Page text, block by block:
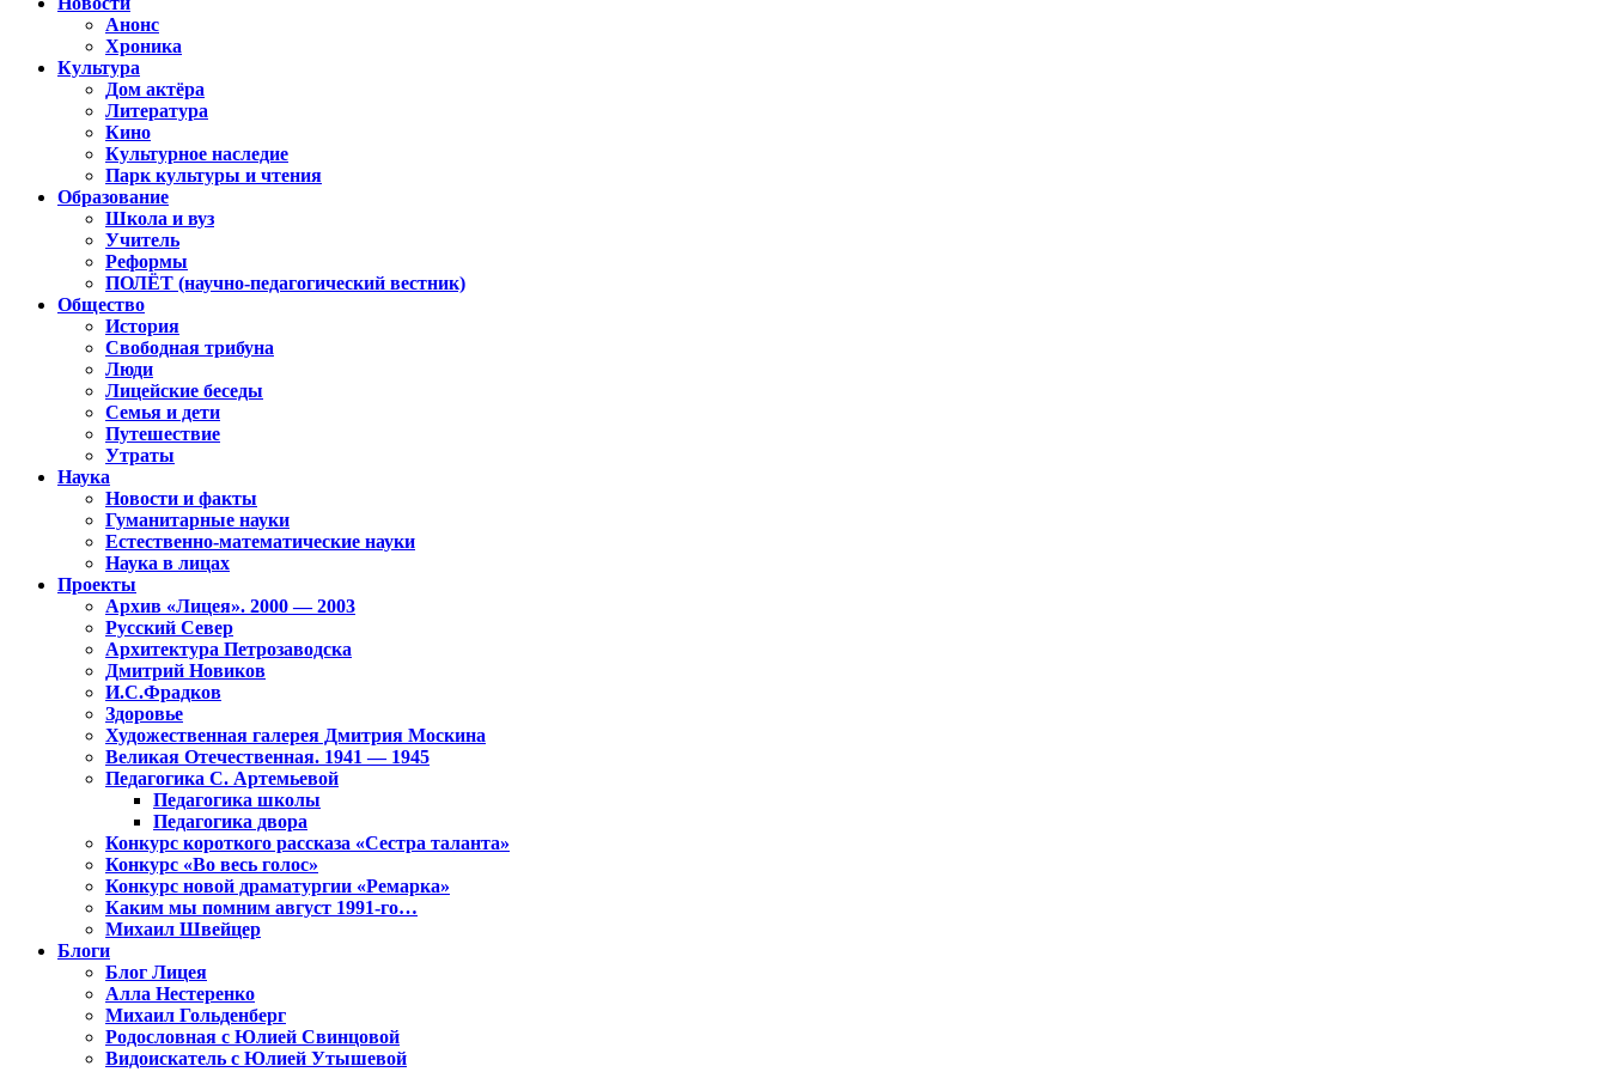
Анонс
Хроника
Культура
Дом актёра
Литература
Кино
Культурное наследие
Парк культуры и чтения
Образование
Школа и вуз
Учитель
Реформы
ПОЛЁТ (научно-педагогический вестник)
Общество
История
Свободная трибуна
Люди
Лицейские беседы
Семья и дети
Путешествие
Утраты
Наука
Новости и факты
Гуманитарные науки
Естественно-математические науки
Наука в лицах
Проекты
Архив «Лицея». 2000 — 2003
Русский Север
Архитектура Петрозаводска
Дмитрий Новиков
И.С.Фрадков
Здоровье
Художественная галерея Дмитрия Москина
Великая Отечественная. 1941 — 1945
Педагогика С. Артемьевой
Педагогика школы
Педагогика двора
Конкурс короткого рассказа «Сестра таланта»
Конкурс «Во весь голос»
Конкурс новой драматургии «Ремарка»
Каким мы помним август 1991-го…
Михаил Швейцер
Блоги
Блог Лицея
Алла Нестеренко
Михаил Гольденберг
Родословная с Юлией Свинцовой
Видоискатель с Юлией Утышевой